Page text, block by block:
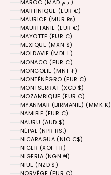
MAROC (MAD د.م.)
MARTINIQUE (EUR €)
MAURICE (MUR ₨)
MAURITANIE (EUR €)
MAYOTTE (EUR €)
MEXIQUE (MXN $)
MOLDAVIE (MDL L)
MONACO (EUR €)
MONGOLIE (MNT ₮)
MONTÉNÉGRO (EUR €)
MONTSERRAT (XCD $)
MOZAMBIQUE (EUR €)
MYANMAR (BIRMANIE) (MMK K)
NAMIBIE (EUR €)
NAURU (AUD $)
NÉPAL (NPR RS.)
NICARAGUA (NIO C$)
NIGER (XOF FR)
NIGERIA (NGN ₦)
NIUE (NZD $)